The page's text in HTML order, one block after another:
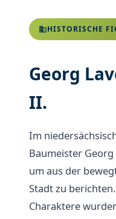
HISTORISCHE
Georg
II.
Im
Baumeister
um aus der
Stadt zu
Charaktere